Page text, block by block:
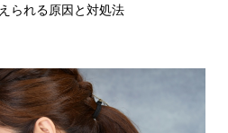
られる原因と対処法